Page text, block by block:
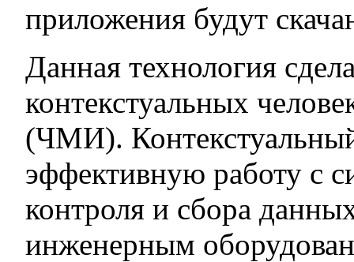
приложения будут
Данная технология
контекстуальных
(ЧМИ).
эффективную работу с
контроля и сбора
инженерным